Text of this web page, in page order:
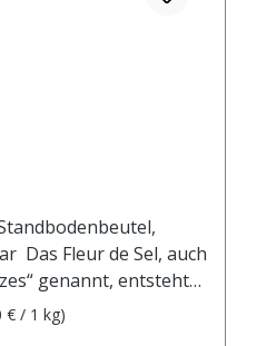
Das Fleur de Sel, auch
genannt, entsteht
Tagen als
€ / 1 kg)